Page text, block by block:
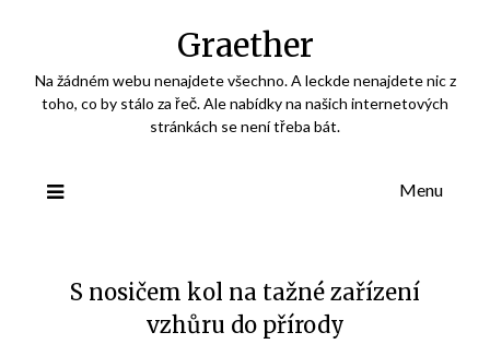
Graether
Na žádném webu nenajdete všechno. A leckde nenajdete nic z
toho, co by stálo za řeč. Ale nabídky na našich internetových
stránkách se není třeba bát.
Menu
S nosičem kol na tažné zařízení
vzhůru do přírody